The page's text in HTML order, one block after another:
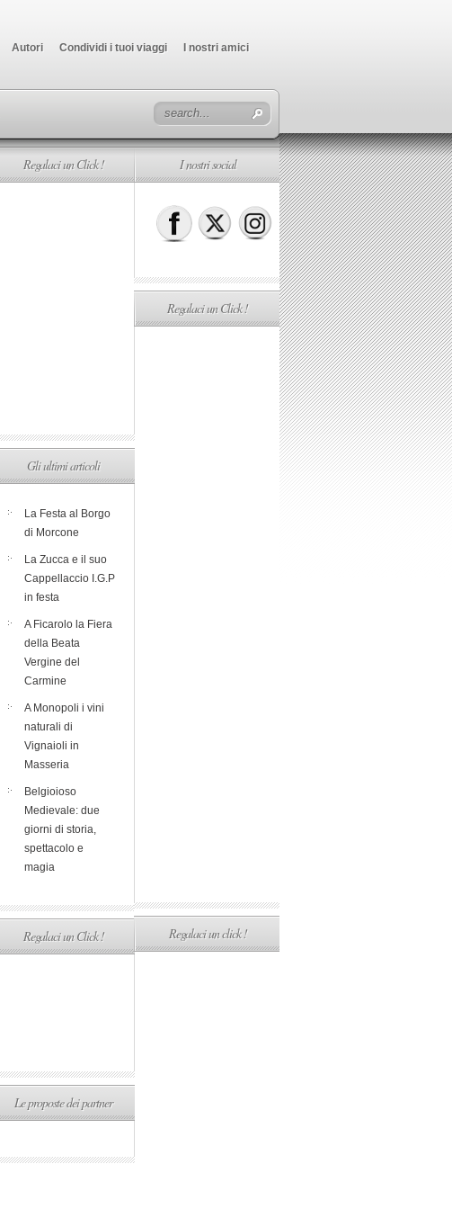
Autori Condividi i tuoi viaggi I nostri amici
Regalaci un Click !
Gli ultimi articoli
La Festa al Borgo
di Morcone
La Zucca e il suo
Cappellaccio I.G.P
in festa
A Ficarolo la Fiera
della Beata
Vergine del
Carmine
A Monopoli i vini
naturali di
Vignaioli in
Masseria
Belgioioso
Medievale: due
giorni di storia,
spettacolo e
magia
Regalaci un Click !
Le proposte dei partner
I nostri social
Regalaci un Click !
Regalaci un click !